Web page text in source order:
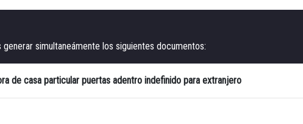
simultaneámente los siguientes documentos:
de casa particular puertas adentro indefinido para extranjero